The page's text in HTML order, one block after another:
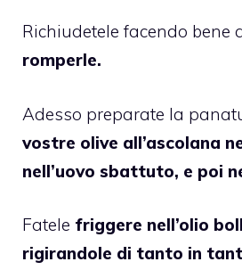
Richiudetele facendo bene
romperle.
Adesso preparate la
vostre olive all’ascolana
nell’uovo sbattuto, e poi
Fatele friggere nell’olio
rigirandole di tanto in